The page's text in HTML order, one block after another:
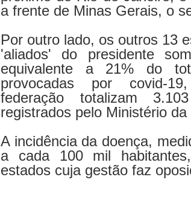
a frente de Minas Gerais, o
Por outro lado, os outros 13
'aliados' do presidente
equivalente a 21% do
provocadas por covid-
federação totalizam
registrados pelo Ministério
A incidência da doença,
a cada 100 mil
estados cuja gestão faz